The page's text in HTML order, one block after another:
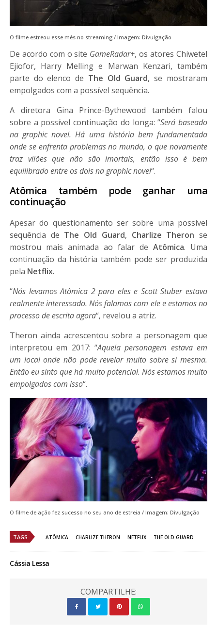
O filme estreou esse mês no streaming / Imagem: Divulgação
De acordo com o site GameRadar+, os atores Chiwetel
Ejiofor, Harry Melling e Marwan Kenzari, também
parte do elenco de The Old Guard, se mostraram
empolgados com a possível sequência.
A diretora Gina Prince-Bythewood também falou
sobre a possível continuação do longa: “Será baseado
na graphic novel. Há uma história bem fundamentada
onde se enfrenta problemas no mundo, o que novamente
traz vilões que não são imortais, então isso é bem
equilibrado entre os dois na graphic novel“.
Atômica também pode ganhar uma
continuação
Apesar do questionamento ser sobre uma possível
sequência de The Old Guard, Charlize Theron se
mostrou mais animada ao falar de Atômica. Uma
continuação da história também pode ser produzida
pela Netflix.
“Nós levamos Atômica 2 para eles e Scott Stuber estava
realmente interessado. Nós falamos com ele e estamos no
processo de escrita agora“, revelou a atriz.
Theron ainda acrescentou sobre a personagem que
interpretou em 2017: “Aquela personagem estava em
um local onde não pode revelar muito sobre si mesma.
Então eu sinto que há muito potencial. Nós estamos muito
empolgados com isso“.
O filme de ação fez sucesso no seu ano de estreia / Imagem: Divulgação
TAGS ATÔMICA CHARLIZE THERON NETFLIX THE OLD GUARD
Cássia Lessa
COMPARTILHE: